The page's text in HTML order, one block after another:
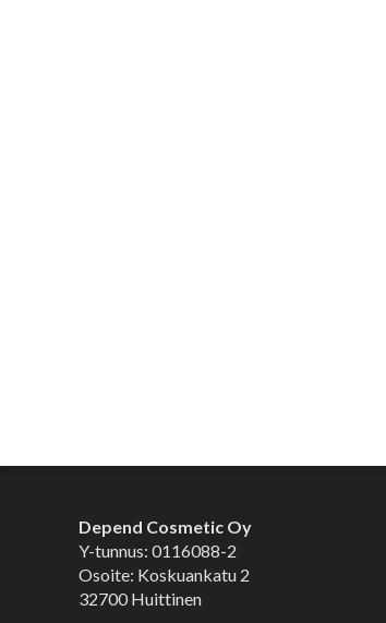
Depend Cosmetic Oy
Y-tunnus: 0116088-2
Osoite: Koskuankatu 2
32700 Huittinen